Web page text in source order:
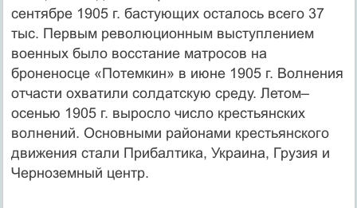
сентябре 1905 г. бастующих осталось всего 37
тыс. Первым революционным выступлением
военных было восстание матросов на
броненосце «Потемкин» в июне 1905 г. Волнения
отчасти охватили солдатскую среду. Летом–
осенью 1905 г. выросло число крестьянских
волнений. Основными районами крестьянского
движения стали Прибалтика, Украина, Грузия и
Черноземный центр.